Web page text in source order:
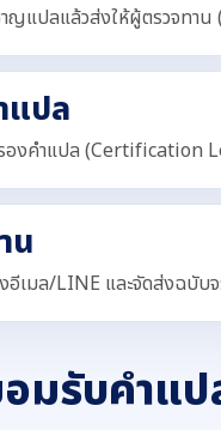
ญแปลแล้วส่งให้ผู้ตรวจทาน
แปล
งคำแปล (Certification
น
อีเมล/LINE และจัดส่งฉบั
มรับคำแป